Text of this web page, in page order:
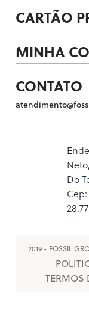
CARTÃO
MINHA
CONTATO
Do
Cep:
2019 - FOSSIL
TERMOS